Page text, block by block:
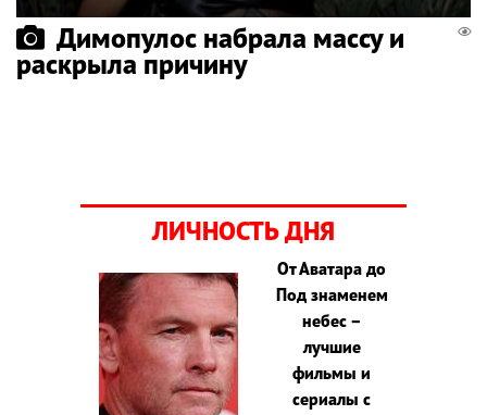
Димопулос набрала массу и
раскрыла причину
ЛИЧНОСТЬ ДНЯ
От Аватара до
Под знаменем
небес –
лучшие
фильмы и
сериалы с